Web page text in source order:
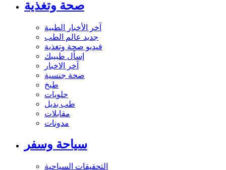
صحة وتغذية
آخر الأخبار الطبية
جديد عالم الطب
فيديو صحة وتغذية
إسأل طبيبك
آخر الاخبار
صحة جنسية
طبخ
حلويات
طب بديل
مقابلات
مدونات
سياحة وسفر
التحقيقات السياحية